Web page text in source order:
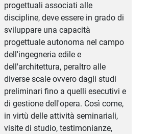
progettuali associati alle
discipline, deve essere in grado di
sviluppare una capacità
progettuale autonoma nel campo
dell'ingegneria edile e
dell'architettura, peraltro alle
diverse scale ovvero dagli studi
preliminari fino a quelli esecutivi e
di gestione dell'opera. Così come,
in virtù delle attività seminariali,
visite di studio, testimonianze,